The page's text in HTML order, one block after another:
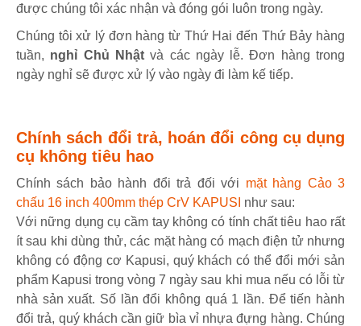
được chúng tôi xác nhận và đóng gói luôn trong ngày.
Chúng tôi xử lý đơn hàng từ Thứ Hai đến Thứ Bảy hàng
tuần, nghỉ Chủ Nhậtvà các ngày lễ. Đơn hàng trong
ngày nghỉ sẽ được xử lý vào ngày đi làm kế tiếp.
Chính sách đổi trả, hoán đổi công cụ dụng
cụ không tiêu hao
Chính sách bảo hành đổi trả đối với mặt hàng Cảo 3
chấu 16 inch 400mm thép CrV KAPUSI như sau:
Với nững dụng cụ cầm tay không có tính chất tiêu hao rất
ít sau khi dùng thử, các mặt hàng có mạch điện tử nhưng
không có động cơ Kapusi, quý khách có thể đổi mới sản
phẩm Kapusi trong vòng 7 ngày sau khi mua nếu có lỗi từ
nhà sản xuất. Số lần đổi không quá 1 lần. Để tiến hành
đổi trả, quý khách cần giữ bìa vỉ nhựa đựng hàng. Chúng